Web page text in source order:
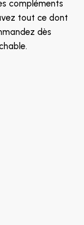
compléments
tout ce dont
dès